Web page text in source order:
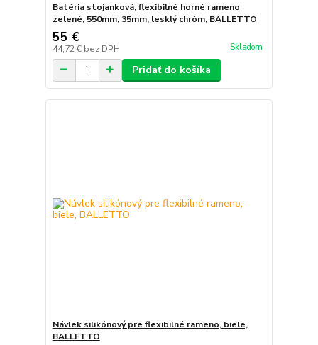
Batéria stojanková, flexibilné horné rameno
zelené, 550mm, 35mm, lesklý chróm, BALLETTO
55 €
44,72 € bez DPH Skladom
Pridať do košíka
Návlek silikónový pre flexibilné rameno, biele,
BALLETTO